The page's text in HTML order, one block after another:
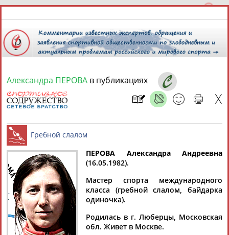
8 августа 2026 года,
СПОРТСМЕНЫ, ТРЕНЕРЫ И СПЕЦИАЛИСТЫ
Найдено: 1персона Расширенный поиск
Александра
ПЕРОВА
Александра ПЕРОВА в публикациях
Гребной слалом
ПЕРОВА Александра Андреевна
(16.05.1982).
Мастер спорта международного
класса (гребной слалом, байдарка
одиночка).
Родилась в г. Люберцы, Московская
обл. Живет в Москве.